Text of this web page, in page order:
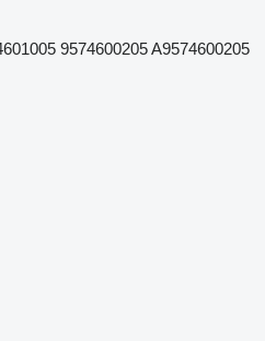
9574600205 A9574600205